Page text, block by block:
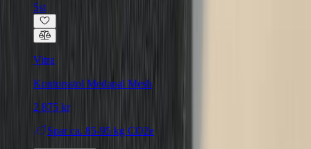
5st
Vitra
Kontorsstol Medapal Mesh
2 875 kr
Spar ca. 85-95 kg CO2e